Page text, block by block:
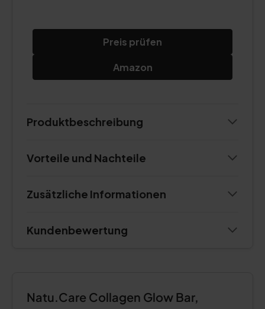
Preis prüfen
Amazon
Produktbeschreibung
Vorteile und Nachteile
Zusätzliche Informationen
Kundenbewertung
Natu.Care Collagen Glow Bar,